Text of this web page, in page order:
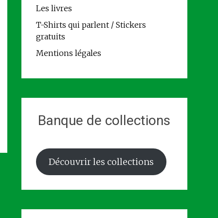
Les livres
T-Shirts qui parlent / Stickers
gratuits
Mentions légales
Banque de collections
Découvrir les collections